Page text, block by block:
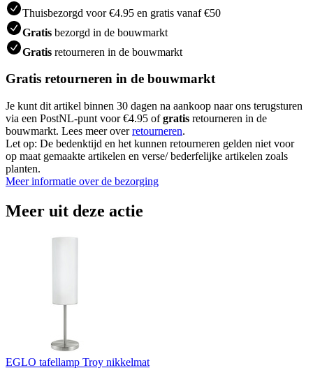
Thuisbezorgd voor €4.95 en gratis vanaf €50
Gratis bezorgd in de bouwmarkt
Gratis retourneren in de bouwmarkt
Gratis retourneren in de bouwmarkt
Je kunt dit artikel binnen 30 dagen na aankoop naar ons terugsturen
via een PostNL-punt voor €4.95 ofgratis retourneren in de
bouwmarkt. Lees meer overretourneren.
Let op: De bedenktijd en het kunnen retourneren gelden niet voor
op maat gemaakte artikelen en verse/ bederfelijke artikelen zoals
planten.
Meer informatie over de bezorging
Meer uit deze actie
EGLO tafellamp Troy nikkelmat